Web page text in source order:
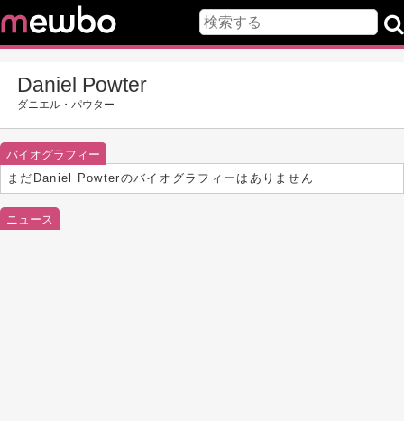
Daniel Powter
ダニエル・パウター
バイオグラフィー
まだDaniel Powterのバイオグラフィーはありません
ニュース